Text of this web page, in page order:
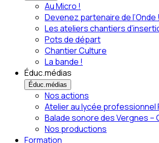
Au Micro !
Devenez partenaire de l’Onde !
Les ateliers chantiers
Pots de départ
Chantier Culture
La bande !
Éduc.médias
Éduc.médias
Nos actions
Atelier au lycée professionnel
Balade sonore des Vergnes –
Nos productions
Formation